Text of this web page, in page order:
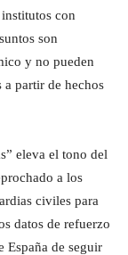
con
son
y no pueden
a partir de hechos
eleva el tono del
a los
civiles para
datos de refuerzo
España de seguir